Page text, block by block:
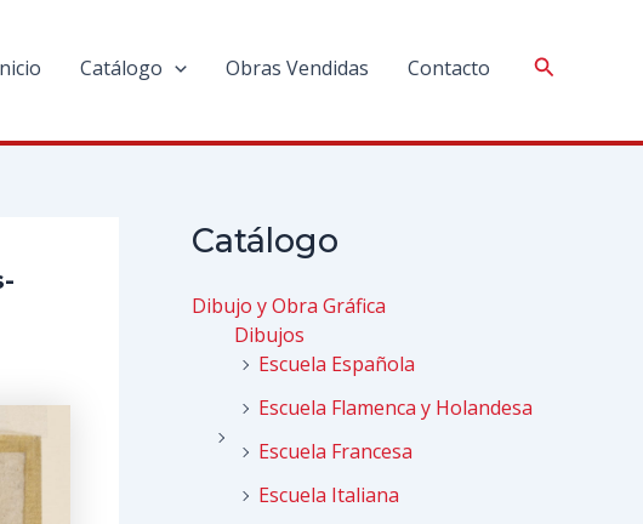
Catálogo Obras Vendidas Contacto
Catálogo
Dibujo y Obra Gráfica
Dibujos
Escuela Española
Escuela Flamenca y Holandesa
Escuela Francesa
Escuela Italiana